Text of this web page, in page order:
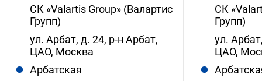
СК «Valartis Group» (Валартис
Групп)
ул. Арбат, д. 24, р-н Арбат,
ЦАО, Москва
Арбатская
СК
Групп)
ул.
ЦАО,